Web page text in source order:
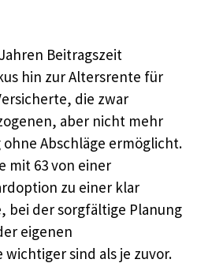
Beitragszeit
hin zur Altersrente für
die zwar
aber nicht mehr
Abschläge ermöglicht.
mit 63 von einer
zu einer klar
bei der sorgfältige Planung
eigenen
sind als je zuvor.